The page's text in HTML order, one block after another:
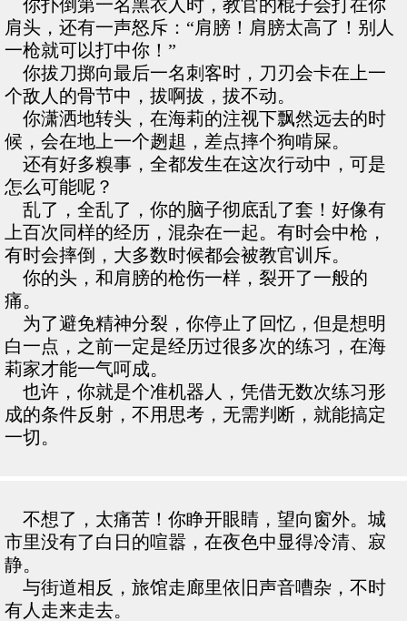
你扑倒第一名黑衣人时，教官的棍子会打在你
肩头，还有一声怒斥：“肩膀！肩膀太高了！别人
一枪就可以打中你！”
你拔刀掷向最后一名刺客时，刀刃会卡在上一
个敌人的骨节中，拔啊拔，拔不动。
你潇洒地转头，在海莉的注视下飘然远去的时
候，会在地上一个趔趄，差点摔个狗啃屎。
还有好多糗事，全都发生在这次行动中，可是
怎么可能呢？
乱了，全乱了，你的脑子彻底乱了套！好像有
上百次同样的经历，混杂在一起。有时会中枪，
有时会摔倒，大多数时候都会被教官训斥。
你的头，和肩膀的枪伤一样，裂开了一般的
痛。
为了避免精神分裂，你停止了回忆，但是想明
白一点，之前一定是经历过很多次的练习，在海
莉家才能一气呵成。
也许，你就是个准机器人，凭借无数次练习形
成的条件反射，不用思考，无需判断，就能搞定
一切。
不想了，太痛苦！你睁开眼睛，望向窗外。城
市里没有了白日的喧嚣，在夜色中显得冷清、寂
静。
与街道相反，旅馆走廊里依旧声音嘈杂，不时
有人走来走去。